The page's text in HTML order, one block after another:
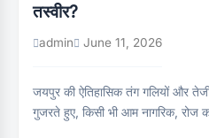
तस्वीर?
admin June 11, 2026
जयपुर की ऐतिहासिक तंग गलियों और
गुजरते हुए, किसी भी आम नागरिक, रोज